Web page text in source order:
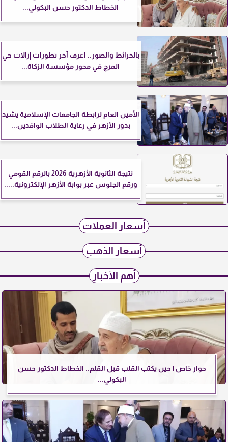
الخطاط الدكتور حسن البكولي...
بالخرائط والصور.. اعرف آخر تطورات إزالات حي
المرج في محور مؤسسة الزكاة...
الأمين العام لرابطة الجامعات الإسلامية يشيد
بدور الأزهر في رعاية الطلاب الوافدين...
نتيجة الثانوية الأزهرية 2026 بالرقم القومي
ورقم الجلوس عبر بوابة الأزهر الإلكترونية.....
أسعار العملات
أسعار الذهب
أهم الأخبار
حوار خاص | حين يكتب القلب قبل القلم.. الخطاط الدكتور حسن
البكولي...